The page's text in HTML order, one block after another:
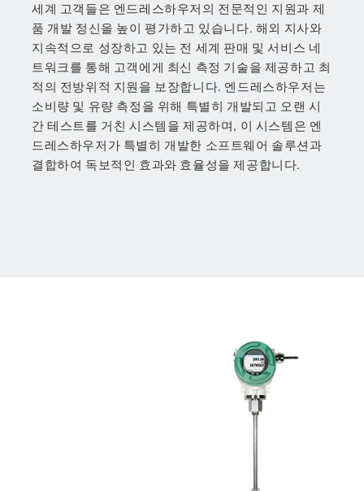
세계 고객들은 엔드레스하우저의 전문적인 지원과 제
품 개발 정신을 높이 평가하고 있습니다. 해외 지사와
지속적으로 성장하고 있는 전 세계 판매 및 서비스 네
트워크를 통해 고객에게 최신 측정 기술을 제공하고 최
적의 전방위적 지원을 보장합니다. 엔드레스하우저는
소비량 및 유량 측정을 위해 특별히 개발되고 오랜 시
간 테스트를 거친 시스템을 제공하며, 이 시스템은 엔
드레스하우저가 특별히 개발한 소프트웨어 솔루션과
결합하여 독보적인 효과와 효율성을 제공합니다.